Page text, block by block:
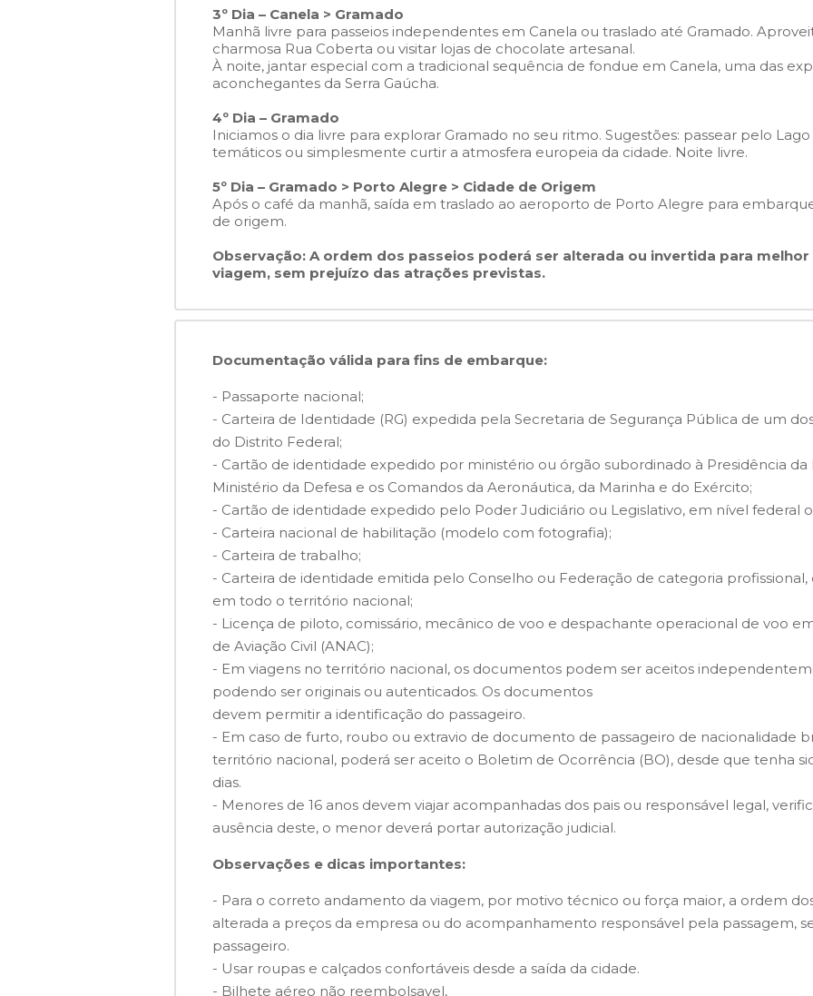
3º Dia – Canela > Gramado
Manhã livre para passeios independentes em Canela ou traslado até Gramado.
charmosa Rua Coberta ou visitar lojas de chocolate artesanal.
À noite, jantar especial com a tradicional sequência de fondue em Canela, uma das
aconchegantes da Serra Gaúcha.
4º Dia – Gramado
Iniciamos o dia livre para explorar Gramado no seu ritmo. Sugestões: passear pelo
temáticos ou simplesmente curtir a atmosfera europeia da cidade. Noite livre.
5º Dia – Gramado > Porto Alegre > Cidade de Origem
Após o café da manhã, saída em traslado ao aeroporto de Porto Alegre para
de origem.
Observação: A ordem dos passeios poderá ser alterada ou invertida para
viagem, sem prejuízo das atrações previstas.
Documentação válida para fins de embarque:
- Passaporte nacional;
- Carteira de Identidade (RG) expedida pela Secretaria de Segurança Pública de um
do Distrito Federal;
- Cartão de identidade expedido por ministério ou órgão subordinado à Presidência
Ministério da Defesa e os Comandos da Aeronáutica, da Marinha e do Exército;
- Cartão de identidade expedido pelo Poder Judiciário ou Legislativo, em nível federal
- Carteira nacional de habilitação (modelo com fotografia);
- Carteira de trabalho;
- Carteira de identidade emitida pelo Conselho ou Federação de categoria
em todo o território nacional;
- Licença de piloto, comissário, mecânico de voo e despachante operacional de voo
de Aviação Civil (ANAC);
- Em viagens no território nacional, os documentos podem ser aceitos
podendo ser originais ou autenticados. Os documentos
devem permitir a identificação do passageiro.
- Em caso de furto, roubo ou extravio de documento de passageiro de nacionalidade
território nacional, poderá ser aceito o Boletim de Ocorrência (BO), desde que tenha
dias.
- Menores de 16 anos devem viajar acompanhadas dos pais ou responsável legal,
ausência deste, o menor deverá portar autorização judicial.
Observações e dicas importantes:
- Para o correto andamento da viagem, por motivo técnico ou força maior, a ordem
alterada a preços da empresa ou do acompanhamento responsável pela passagem,
passageiro.
- Usar roupas e calçados confortáveis ​​desde a saída da cidade.
- Bilhete aéreo não reembolsavel,